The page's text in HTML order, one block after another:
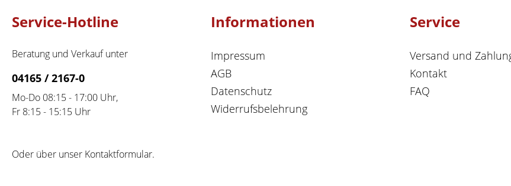
Service-Hotline
Beratung und Verkauf unter
04165 / 2167-0
Mo-Do 08:15 - 17:00 Uhr,
Fr 8:15 - 15:15 Uhr
Oder über unser Kontaktformular.
Informationen
Impressum
AGB
Datenschutz
Widerrufsbelehrung
Service
Versand und
Kontakt
FAQ